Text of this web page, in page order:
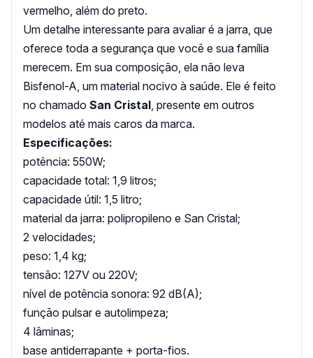
vermelho, além do preto.
Um detalhe interessante para avaliar é a jarra, que
oferece toda a segurança que você e sua família
merecem. Em sua composição, ela não leva
Bisfenol-A, um material nocivo à saúde. Ele é feito
no chamado San Cristal, presente em outros
modelos até mais caros da marca.
Especificações:
potência: 550W;
capacidade total: 1,9 litros;
capacidade útil: 1,5 litro;
material da jarra: polipropileno e San Cristal;
2 velocidades;
peso: 1,4 kg;
tensão: 127V ou 220V;
nível de potência sonora: 92 dB(A);
função pulsar e autolimpeza;
4 lâminas;
base antiderrapante + porta-fios.